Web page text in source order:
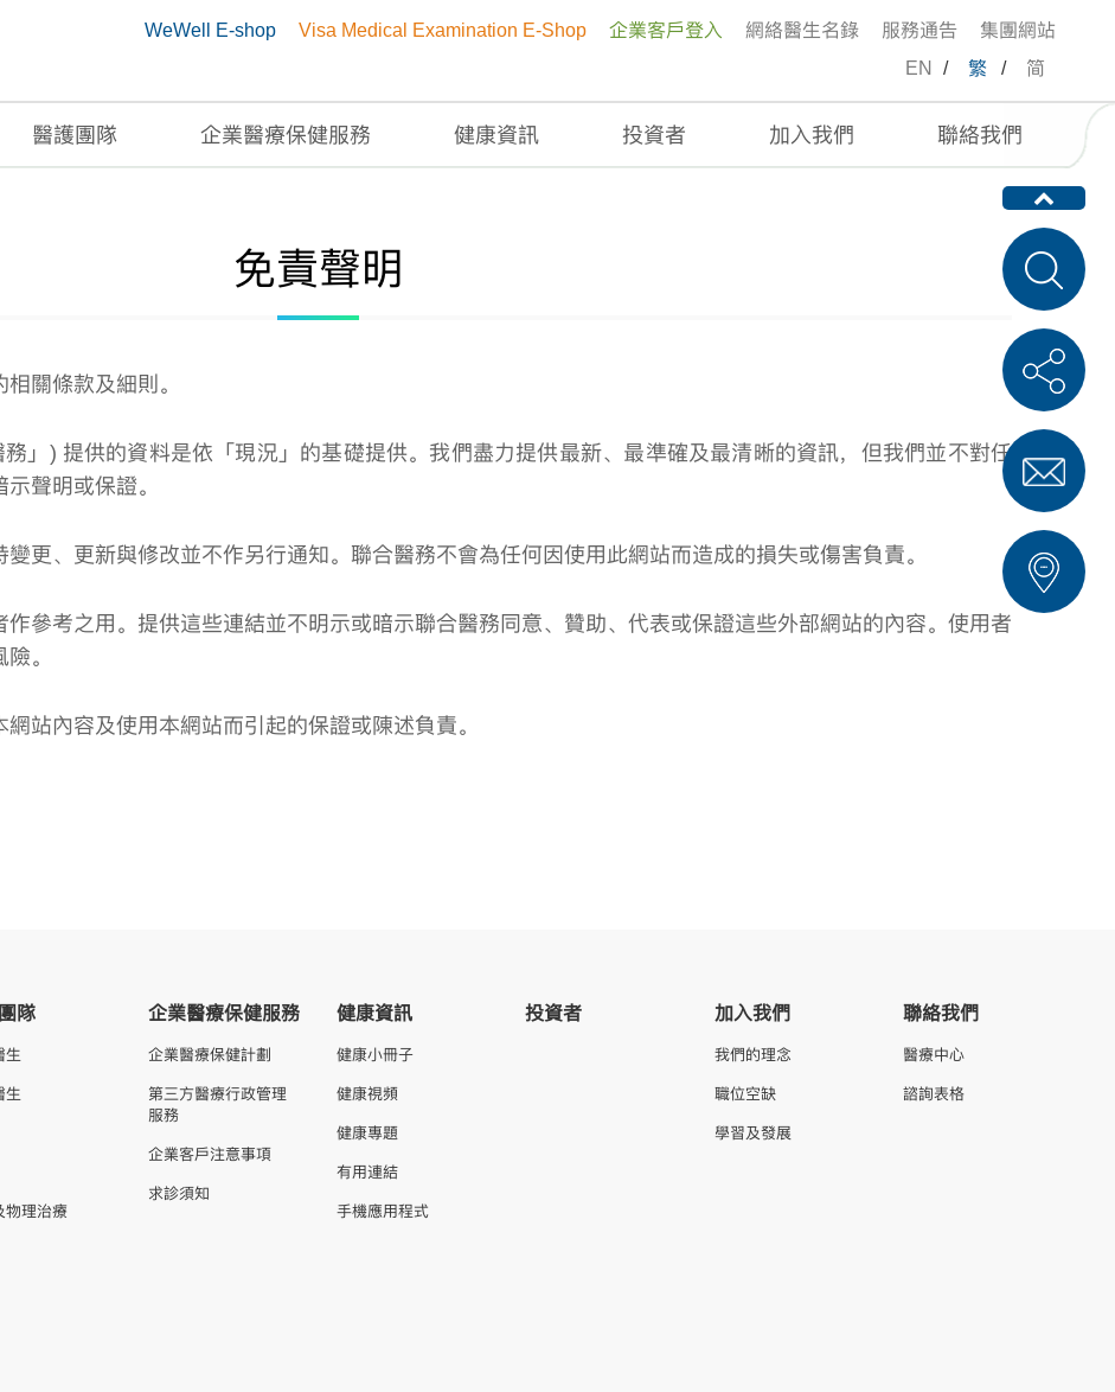
WeWell E-shop Visa Medical Examination E-Shop 企業客戶登入 網絡醫生名錄 服務通告
集團網站
EN
/ 繁 / 简
醫護團隊 企業醫療保健服務 健康資訊 投資者 加入我們 聯絡我們
免責聲明
關條款及細則。
」) 提供的資料是依「現況」的基礎提供。我們盡力提供最新、最準確及最清晰的資訊，但我們並不對任
聲明或保證。
更、更新與修改並不作另行通知。聯合醫務不會為任何因使用此網站而造成的損失或傷害負責。
參考之用。提供這些連結並不明示或暗示聯合醫務同意、贊助、代表或保證這些外部網站的內容。使用者
。
站內容及使用本網站而引起的保證或陳述負責。
隊
生
生
物理治療
企業醫療保健服務
企業醫療保健計劃
第三方醫療行政管理
服務
企業客戶注意事項
求診須知
健康資訊
健康小冊子
健康視頻
健康專題
有用連結
手機應用程式
投資者 加入我們
我們的理念
職位空缺
學習及發展
聯絡我們
醫療中心
諮詢表格